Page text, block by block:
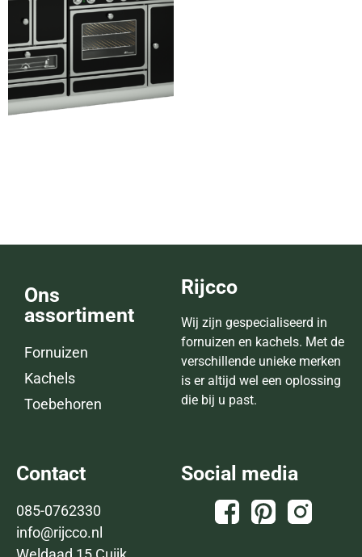
Ons
assortiment
Fornuizen
Kachels
Toebehoren
Rijcco
Wij zijn gespecialiseerd in
fornuizen en kachels. Met de
verschillende unieke merken
is er altijd wel een oplossing
die bij u past.
Contact
085-0762330
info@rijcco.nl
Social media